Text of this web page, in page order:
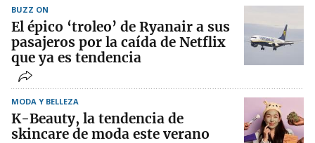
BUZZ ON
El épico ‘troleo’ de Ryanair a sus
pasajeros por la caída de Netflix
que ya es tendencia
MODA Y BELLEZA
K-Beauty, la tendencia de
skincare de moda este verano